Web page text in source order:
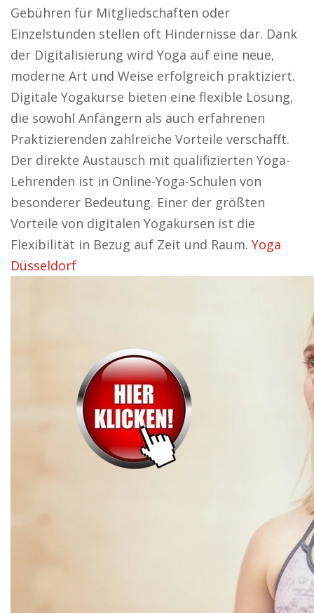
Gebühren für Mitgliedschaften oder
Einzelstunden stellen oft Hindernisse dar. Dank
der Digitalisierung wird Yoga auf eine neue,
moderne Art und Weise erfolgreich praktiziert.
Digitale Yogakurse bieten eine flexible Lösung,
die sowohl Anfängern als auch erfahrenen
Praktizierenden zahlreiche Vorteile verschafft.
Der direkte Austausch mit qualifizierten Yoga-
Lehrenden ist in Online-Yoga-Schulen von
besonderer Bedeutung. Einer der größten
Vorteile von digitalen Yogakursen ist die
Flexibilität in Bezug auf Zeit und Raum. Yoga
Düsseldorf